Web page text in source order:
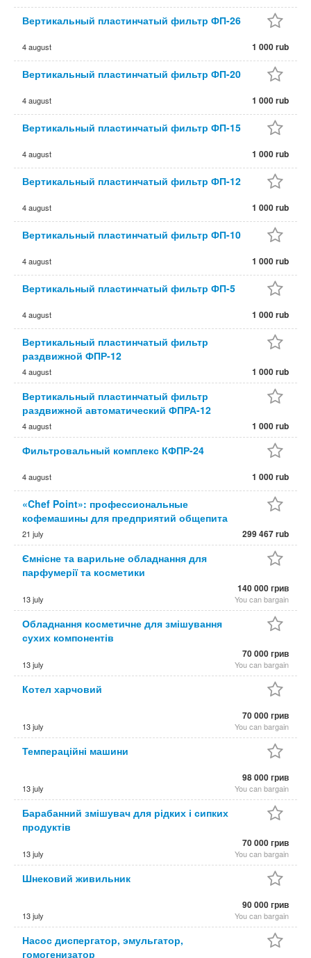
Вертикальный пластинчатый фильтр ФП-26
4 august 1 000 rub
Вертикальный пластинчатый фильтр ФП-20
4 august 1 000 rub
Вертикальный пластинчатый фильтр ФП-15
4 august 1 000 rub
Вертикальный пластинчатый фильтр ФП-12
4 august 1 000 rub
Вертикальный пластинчатый фильтр ФП-10
4 august 1 000 rub
Вертикальный пластинчатый фильтр ФП-5
4 august 1 000 rub
Вертикальный пластинчатый фильтр
раздвижной ФПР-12
4 august 1 000 rub
Вертикальный пластинчатый фильтр
раздвижной автоматический ФПРА-12
4 august 1 000 rub
Фильтровальный комплекс КФПР-24
4 august 1 000 rub
«Chef Point»: профессиональные
кофемашины для предприятий общепита
21 july 299 467 rub
Ємнісне та варильне обладнання для
парфумерії та косметики
13 july
140 000 грив
You can bargain
Обладнання косметичне для змішування
сухих компонентів
13 july
70 000 грив
You can bargain
Котел харчовий
13 july
70 000 грив
You can bargain
Темпераційні машини
13 july
98 000 грив
You can bargain
Барабанний змішувач для рідких і сипких
продуктів
13 july
70 000 грив
You can bargain
Шнековий живильник
13 july
90 000 грив
You can bargain
Насос диспергатор, эмульгатор,
гомогенизатор